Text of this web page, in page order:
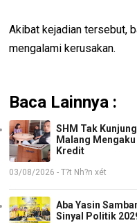
Akibat kejadian tersebut,
mengalami kerusakan.
Baca Lainnya :
SHM Tak
Malang
Kredit
03/08/2026 - T?t Nh?n xét
Aba Yasin
Sinyal Politik